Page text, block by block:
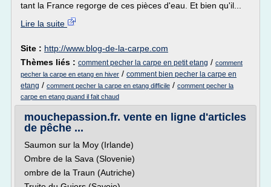
tant la France regorge de ces pièces d'eau. Et bien qu'il...
Lire la suite
Site : http://www.blog-de-la-carpe.com
Thèmes liés : comment pecher la carpe en petit etang / comment
pecher la carpe en etang en hiver / comment bien pecher la carpe en
etang / comment pecher la carpe en etang difficile / comment pecher la
carpe en etang quand il fait chaud
mouchepassion.fr. vente en ligne d'articles
de pêche ...
Saumon sur la Moy (Irlande)
Ombre de la Sava (Slovenie)
ombre de la Traun (Autriche)